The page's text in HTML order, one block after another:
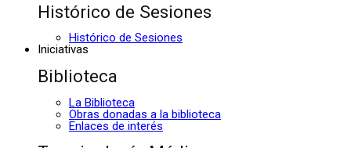
Histórico de Sesiones
Histórico de Sesiones
Iniciativas
Biblioteca
La Biblioteca
Obras donadas a la biblioteca
Enlaces de interés